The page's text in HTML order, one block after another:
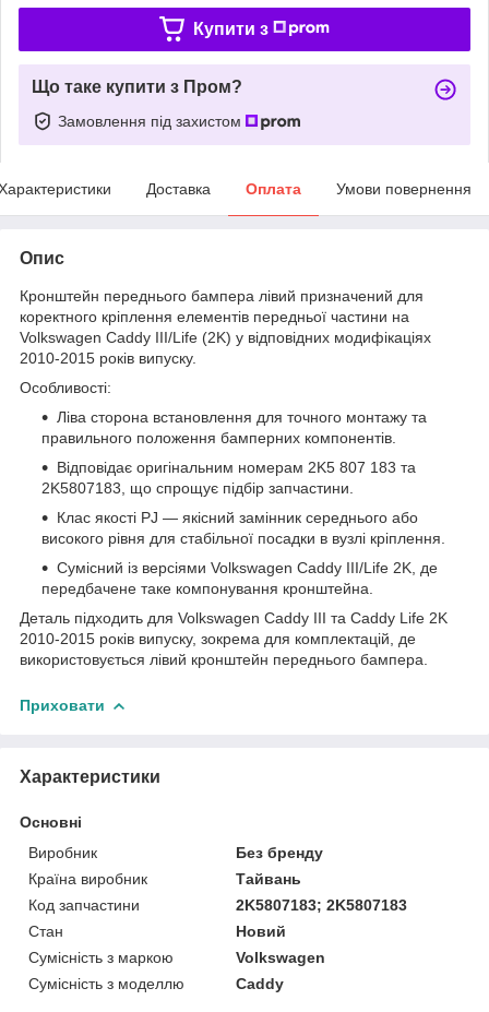
Купити з
Що таке купити з Пром?
Замовлення під захистом
Доставка Оплата Умови повернення
Опис
Кронштейн переднього бампера лівий призначений для
коректного кріплення елементів передньої частини на
Volkswagen Caddy III/Life (2K) у відповідних модифікаціях
2010-2015 років випуску.
Особливості:
Ліва сторона встановлення для точного монтажу та
правильного положення бамперних компонентів.
Відповідає оригінальним номерам 2K5 807 183 та
2K5807183, що спрощує підбір запчастини.
Клас якості PJ — якісний замінник середнього або
високого рівня для стабільної посадки в вузлі кріплення.
Сумісний із версіями Volkswagen Caddy III/Life 2K, де
передбачене таке компонування кронштейна.
Деталь підходить для Volkswagen Caddy III та Caddy Life 2K
2010-2015 років випуску, зокрема для комплектацій, де
використовується лівий кронштейн переднього бампера.
Приховати
Характеристики
Основні
Виробник
Без бренду
Країна виробник
Тайвань
Код запчастини
2K5807183; 2K5807183
Стан
Новий
Сумісність з маркою
Volkswagen
Сумісність з моделлю
Caddy